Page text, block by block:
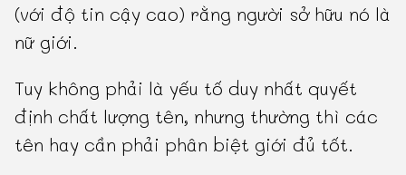
(với độ tin cậy cao) rằng người sở hữu nó là
nữ giới.
Tuy không phải là yếu tố duy nhất quyết
định chất lượng tên, nhưng thường thì các
tên hay cần phải phân biệt giới đủ tốt.